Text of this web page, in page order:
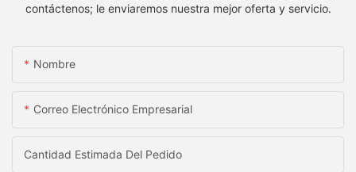
contáctenos; le enviaremos nuestra mejor oferta y servicio.
Nombre
Correo Electrónico Empresarial
Cantidad Estimada Del Pedido